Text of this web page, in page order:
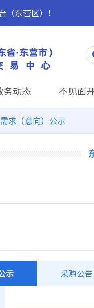
东营区）！
务动态 不见面
需求（意向）公示
示 采购公告